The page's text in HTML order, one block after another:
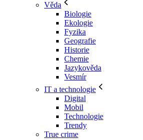
Věda
Biologie
Ekologie
Fyzika
Geografie
Historie
Chemie
Jazykověda
Vesmír
IT a technologie
Digital
Mobil
Technologie
Trendy
True crime